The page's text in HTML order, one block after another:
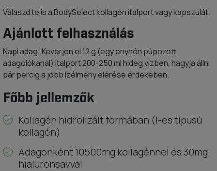
Válaszd te is a BodySelect kollagén italport vagy kapszulát.
Ajánlott felhasználás
Napi adag: Keverjen el 12 g (egy enyhén púpozott
adagolókanál) italport 200-250 ml hideg vízben, hagyja állni
pár percig a jobb ízélmény elérése érdekében.
Főbb jellemzők
Kollagén hidrolizált formában (I-es típusú
kollagén)
Adagonként 10500mg kollagénnel és 30mg
hialuronsavval